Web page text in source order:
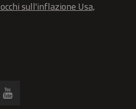
sull'inflazione Usa,